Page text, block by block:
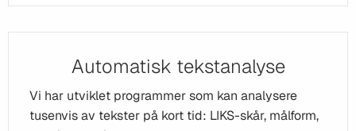
Automatisk tekstanalyse
Vi har utviklet programmer som kan analysere
tusenvis av tekster på kort tid: LIKS-skår, målform,